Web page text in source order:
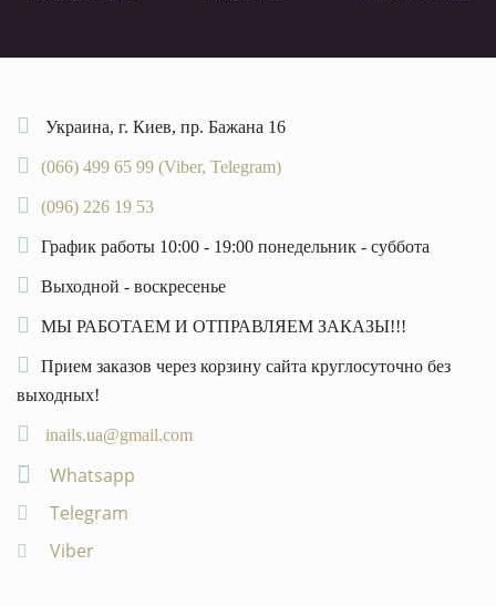
Украина, г. Киев, пр. Бажана 16
(066) 499 65 99 (Viber, Telegram)
(096) 226 19 53
График работы 10:00 - 19:00 понедельник - суббота
Выходной - воскресенье
МЫ РАБОТАЕМ И ОТПРАВЛЯЕМ ЗАКАЗЫ!!!
Прием заказов через корзину сайта круглосуточно без
выходных!
inails.ua@gmail.com
Whatsapp
Telegram
Viber